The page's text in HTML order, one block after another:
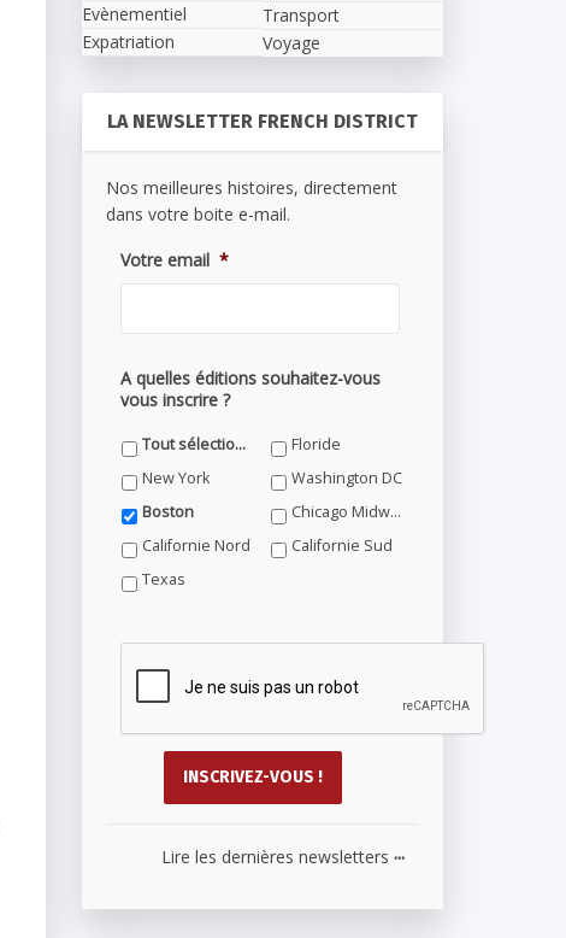
Evènementiel
Expatriation
Transport
Voyage
LA NEWSLETTER FRENCH DISTRICT
Nos meilleures histoires, directement
dans votre boite e-mail.
Votre email *
A quelles éditions souhaitez-vous
vous inscrire ?
Tout sélectionner
Floride
New York
Washington DC
Boston
Chicago Midwest
Californie Nord
Californie Sud
Texas
Lire les dernières newsletters ...